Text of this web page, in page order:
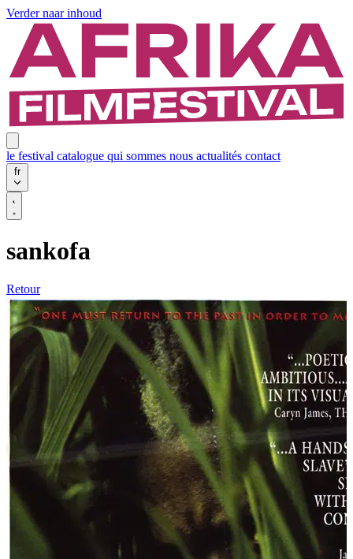
Verder naar inhoud
le festival catalogue qui sommes nous actualités contact
fr
sankofa
Retour